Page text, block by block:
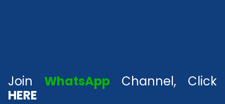
Join WhatsApp Channel, Click
HERE